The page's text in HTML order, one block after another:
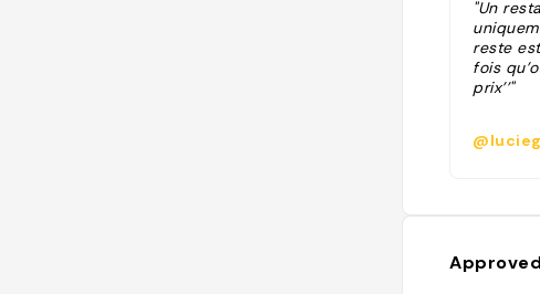
"Un
reste
fois
prix’’"